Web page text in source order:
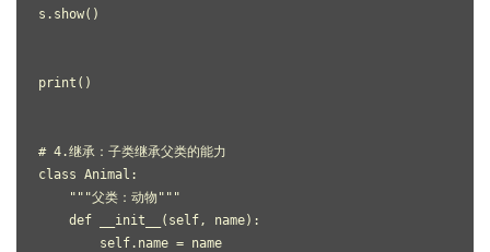
s.show()
print()
# 4.继承：子类继承父类的能力
class Animal:
    """父类：动物"""
    def __init__(self, name):
        self.name = name